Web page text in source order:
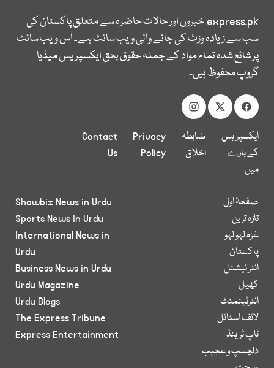
express.pkخبروں اور حالات حاضرہ سے متعلق پاکستان کی
سب سے زیادہ وزٹ کی جانے والی ویب سائٹ ہے۔ اس ویب سائٹ
پر شائع شدہ تمام مواد کے جملہ حقوق بحق ایکسپریس میڈیا
گروپ محفوظ ہیں۔
ایکسپریس
کے بارے
میں
ضابطہ
اخلاق
Privacy
Policy
Contact
Us
صفحۂ اول
تازہ ترین
غزہ لہو لہو
پاکستان
انٹر نیشنل
کھیل
انٹرٹینمنٹ
لائف اسٹائل
ٹاپ ٹرینڈ
دلچسپ و عجیب
Showbiz News in Urdu
Sports News in Urdu
International News in
Urdu
Business News in Urdu
Urdu Magazine
Urdu Blogs
The Express Tribune
Express Entertainment